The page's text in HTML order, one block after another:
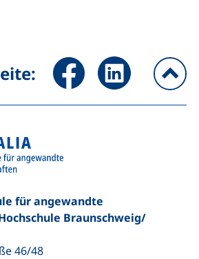
Seite über Facebook teilen
Seite über
für angewandte
Braunschweig/​
46/48